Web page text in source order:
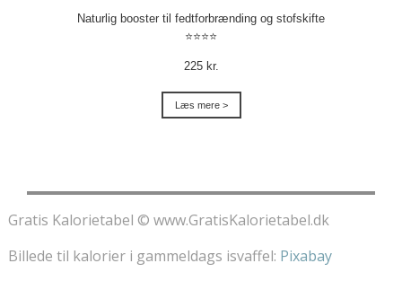
Naturlig booster til fedtforbrænding og stofskifte
⭐⭐⭐⭐
225 kr.
Læs mere >
Gratis Kalorietabel © www.GratisKalorietabel.dk
Billede til kalorier i gammeldags isvaffel: Pixabay